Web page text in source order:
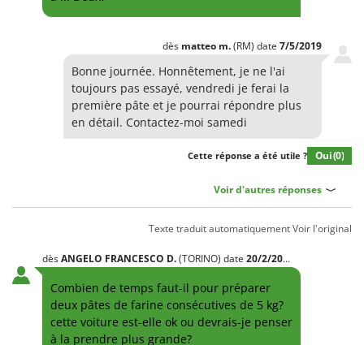
dès matteo m.(RM) date 7/5/2019
Bonne journée. Honnêtement, je ne l'ai
toujours pas essayé, vendredi je ferai la
première pâte et je pourrai répondre plus
en détail. Contactez-moi samedi
Cette réponse a été utile ? Oui(0)
Voir d'autres réponses
Texte traduit automatiquementVoir l'original
dèsANGELO FRANCESCO D.(TORINO) date 20/2/2020
Combien de temps faut-il pour préparer
deux pâtes de farine consécutives de 5 kg?
cette voiture est-elle ok ou devrais-je penser
à la prendre plus grande?